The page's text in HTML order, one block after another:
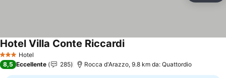
3 StelleHotel
Hotel Villa Conte RiccardiScopri i prezzi
8,5 Eccellente 285 Rocca d'Arazzo, 9.8 km da: Quattordio